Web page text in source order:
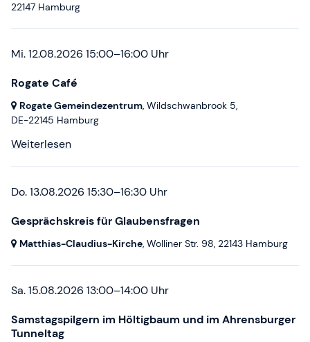
22147 Hamburg
Mi. 12.08.2026 15:00–16:00 Uhr
Rogate Café
Rogate Gemeindezentrum, Wildschwanbrook 5,
DE-22145 Hamburg
Weiterlesen
Do. 13.08.2026 15:30–16:30 Uhr
Gesprächskreis für Glaubensfragen
Matthias-Claudius-Kirche, Wolliner Str. 98, 22143 Hamburg
Sa. 15.08.2026 13:00–14:00 Uhr
Samstagspilgern im Höltigbaum und im Ahrensburger
Tunneltag